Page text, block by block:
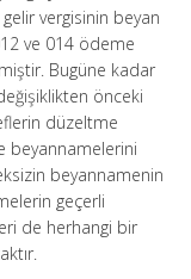
vergisinin beyan
ve 014 ödeme
Bugüne kadar
önceki
düzeltme
beyannamelerini
beyannamenin
geçerli
de herhangi bir